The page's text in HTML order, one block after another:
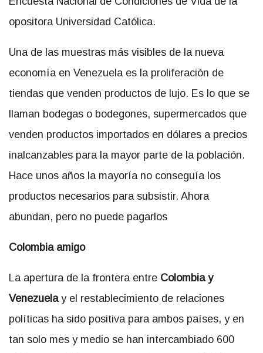
opositora Universidad Católica.
Una de las muestras más visibles de la nueva
economía en Venezuela es la proliferación de
tiendas que venden productos de lujo. Es lo que se
llaman bodegas o bodegones, supermercados que
venden productos importados en dólares a precios
inalcanzables para la mayor parte de la población.
Hace unos años la mayoría no conseguía los
productos necesarios para subsistir. Ahora
abundan, pero no puede pagarlos
Colombia amigo
La apertura de la frontera entre Colombia y
Venezuelay el restablecimiento de relaciones
políticas ha sido positiva para ambos países, y en
tan solo mes y medio se han intercambiado 600